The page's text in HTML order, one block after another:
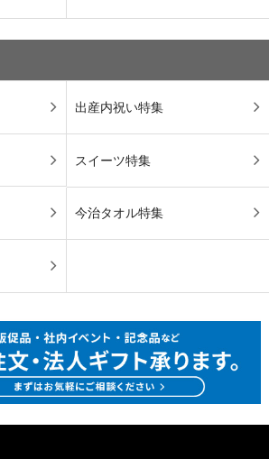
出産内祝い特集
スイーツ特集
今治タオル特集